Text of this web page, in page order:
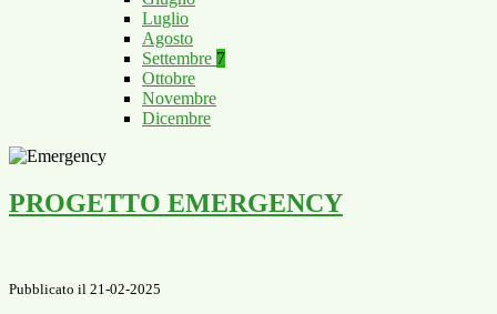
Luglio
Agosto
Settembre 7
Ottobre
Novembre
Dicembre
PROGETTO EMERGENCY
Pubblicato il 21-02-2025